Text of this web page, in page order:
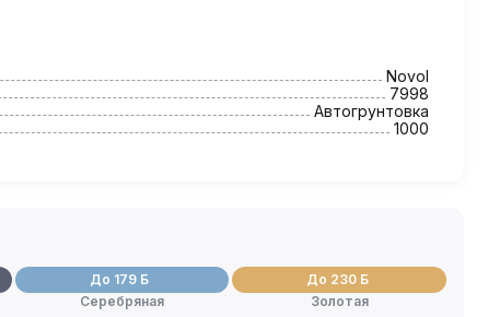
Novol
7998
Автогрунтовка
1000
До 179 Б
Серебряная
До 230 Б
Золотая